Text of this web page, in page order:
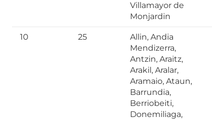
Villamayor de
Monjardin
10 25
Allin, Andia
Mendizerra,
Antzin, Araitz,
Arakil, Aralar,
Aramaio, Ataun,
Barrundia,
Berriobeiti,
Donemiliaga,